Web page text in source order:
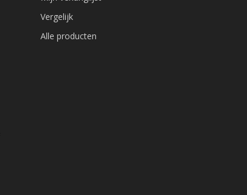
Vergelijk
Alle producten